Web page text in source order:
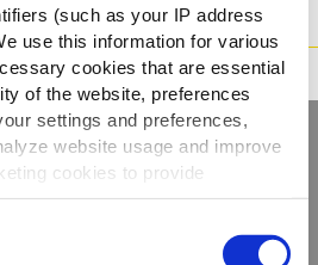
(such as your IP address
use this information for various
cookies that are essential
of the website, preferences
settings and preferences,
website usage and improve
cookies to provide
advertising.
you consent to the use of
fel teljes